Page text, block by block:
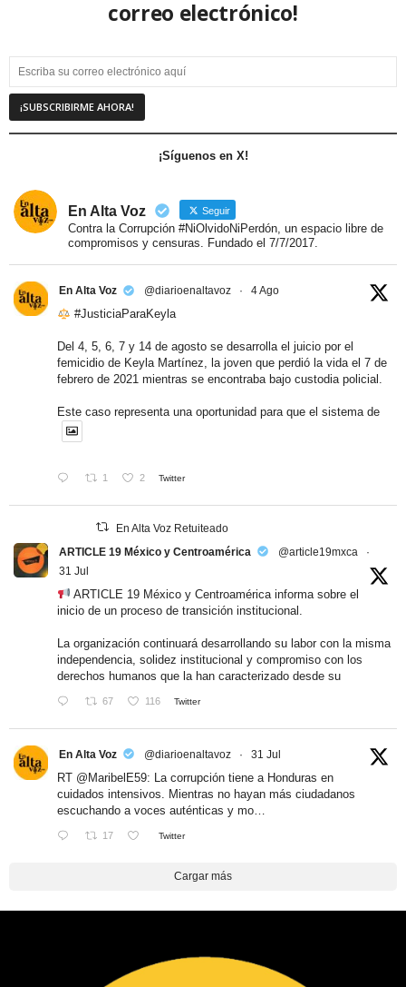
correo electrónico!
¡Síguenos en X!
En Alta Voz Seguir
Contra la Corrupción #NiOlvidoNiPerdón, un espacio libre de
compromisos y censuras. Fundado el 7/7/2017.
En Alta Voz @diarioenaltavoz · 4 Ago
#JusticiaParaKeyla
Del 4, 5, 6, 7 y 14 de agosto se desarrolla el juicio por el
femicidio de Keyla Martínez, la joven que perdió la vida el 7 de
febrero de 2021 mientras se encontraba bajo custodia policial.
Este caso representa una oportunidad para que el sistema de
1 2 Twitter
En Alta Voz Retuiteado
ARTICLE 19 México y Centroamérica
@article19mxca
·
31 Jul
ARTICLE 19 México y Centroamérica informa sobre el
inicio de un proceso de transición institucional.
La organización continuará desarrollando su labor con la misma
independencia, solidez institucional y compromiso con los
derechos humanos que la han caracterizado desde su
67 116 Twitter
En Alta Voz @diarioenaltavoz · 31 Jul
RT @MaribelE59: La corrupción tiene a Honduras en
cuidados intensivos. Mientras no hayan más ciudadanos
escuchando a voces auténticas y mo…
17 Twitter
Cargar más